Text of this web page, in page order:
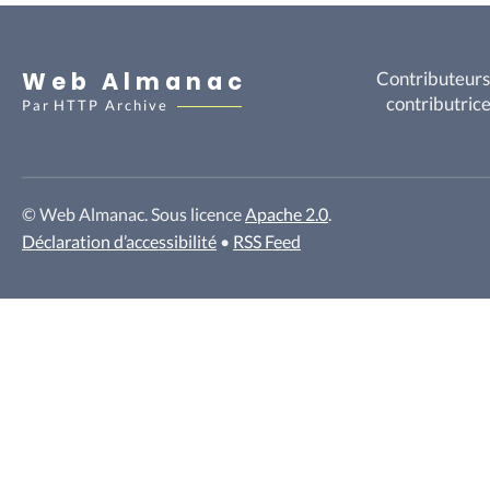
Web Almanac
Par HTTP Archive
© Web Almanac. Sous licenceApache 2.0.
Déclaration d’accessibilité • RSS Feed